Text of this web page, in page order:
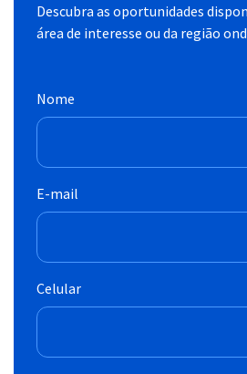
Descubra as oportunidades
área de interesse ou da região
Nome
E-mail
Celular